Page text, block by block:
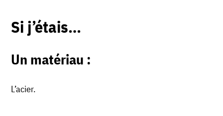
Si j’étais…
Un matériau :
L’acier.